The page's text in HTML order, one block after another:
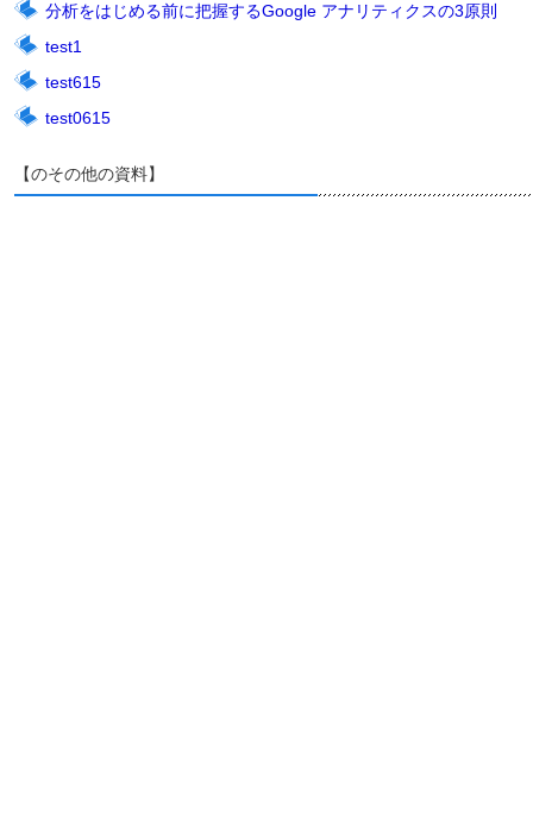
分析をはじめる前に把握するGoogle アナリティクスの3原則
test1
test615
test0615
【のその他の資料】